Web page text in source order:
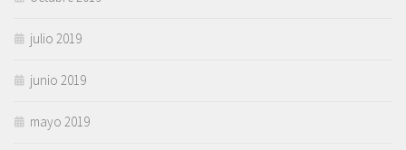
julio 2019
junio 2019
mayo 2019